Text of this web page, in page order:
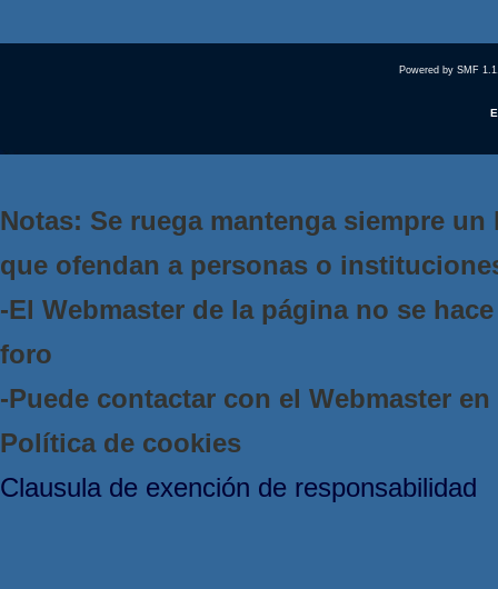
Powered by SMF
Notas: Se ruega mantenga siempre
que ofendan a personas o
-El Webmaster de la página no se
foro
-Puede contactar con el Webmaster
Política de cookies
Clausula de exención de responsabilidad